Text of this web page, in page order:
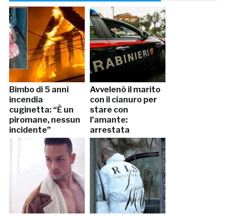
Bimbo di 5 anni
incendia
cuginetta: “È un
piromane, nessun
incidente”
Avvelenò il marito
con il cianuro per
stare con
l’amante:
arrestata